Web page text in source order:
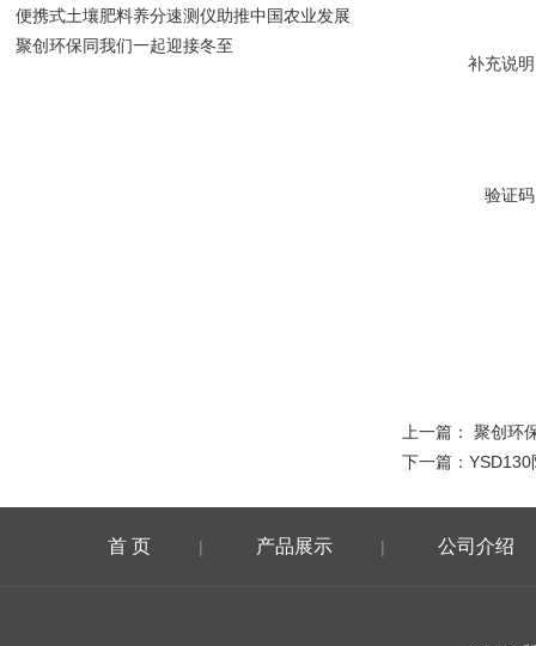
补充说
验证
上一篇： 聚创环
下一篇： YSD130
便携式土壤肥料养分速测仪助推中国农业发展
聚创环保同我们一起迎接冬至
首 页 | 产品展示 | 公司介绍